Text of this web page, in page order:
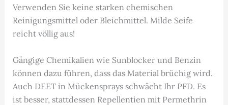
Verwenden Sie keine starken chemischen
Reinigungsmittel oder Bleichmittel. Milde Seife
reicht völlig aus!
Gängige Chemikalien wie Sunblocker und Benzin
können dazu führen, dass das Material brüchig wird.
Auch DEET in Mückensprays schwächt Ihr PFD. Es
ist besser, stattdessen Repellentien mit Permethrin